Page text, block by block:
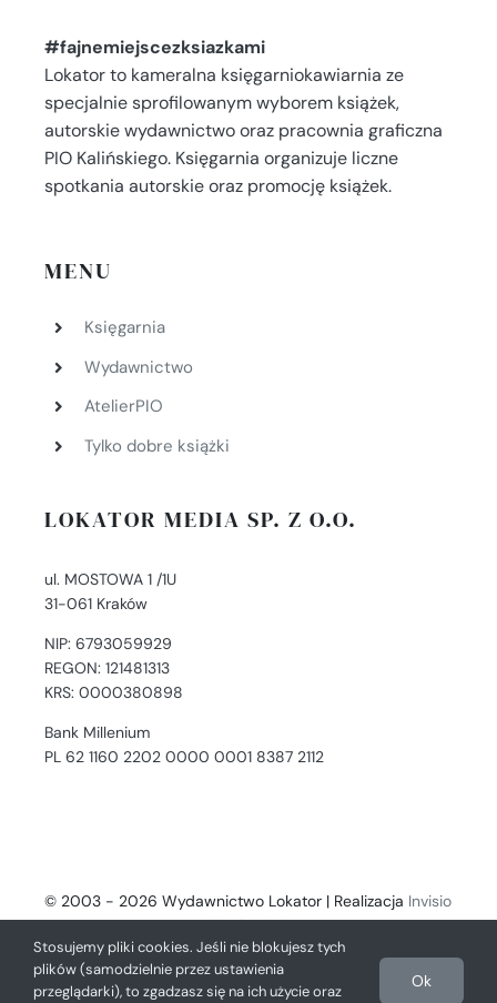
#fajnemiejscezksiazkami
Lokator to kameralna księgarniokawiarnia ze
specjalnie sprofilowanym wyborem książek,
autorskie wydawnictwo oraz pracownia graficzna
PIO Kalińskiego. Księgarnia organizuje liczne
spotkania autorskie oraz promocję książek.
MENU
Księgarnia
Wydawnictwo
AtelierPIO
Tylko dobre książki
LOKATOR MEDIA SP. Z O.O.
ul. MOSTOWA 1 /1U
31-061 Kraków
NIP: 6793059929
REGON: 121481313
KRS: 0000380898
Bank Millenium
PL 62 1160 2202 0000 0001 8387 2112
© 2003 - 2026 Wydawnictwo Lokator | Realizacja Invisio
- Digital Solutions
Stosujemy pliki cookies. Jeśli nie blokujesz tych
plików (samodzielnie przez ustawienia
przeglądarki), to zgadzasz się na ich użycie oraz
Ok